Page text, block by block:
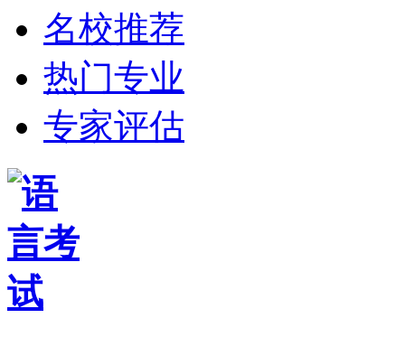
名校推荐
热门专业
专家评估